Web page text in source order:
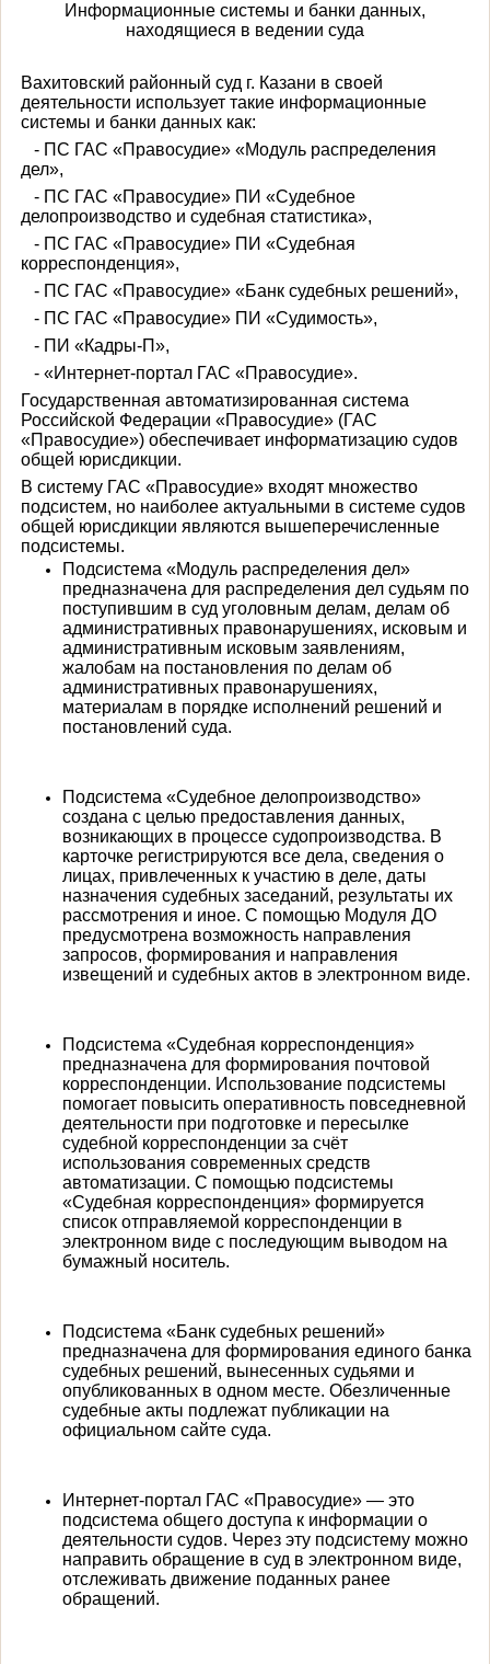
Информационные системы и банки данных,
находящиеся в ведении суда
Вахитовский районный суд г. Казани в своей
деятельности использует такие информационные
системы и банки данных как:
- ПС ГАС «Правосудие» «Модуль распределения
дел»,
- ПС ГАС «Правосудие» ПИ «Судебное
делопроизводство и судебная статистика»,
- ПС ГАС «Правосудие» ПИ «Судебная
корреспонденция»,
- ПС ГАС «Правосудие» «Банк судебных решений»,
- ПС ГАС «Правосудие» ПИ «Судимость»,
- ПИ «Кадры-П»,
- «Интернет-портал ГАС «Правосудие».
Государственная автоматизированная система
Российской Федерации «Правосудие» (ГАС
«Правосудие») обеспечивает информатизацию судов
общей юрисдикции.
В систему ГАС «Правосудие» входят множество
подсистем, но наиболее актуальными в системе судов
общей юрисдикции являются вышеперечисленные
подсистемы.
Подсистема «Модуль распределения дел»
предназначена для распределения дел судьям по
поступившим в суд уголовным делам, делам об
административных правонарушениях, исковым и
административным исковым заявлениям,
жалобам на постановления по делам об
административных правонарушениях,
материалам в порядке исполнений решений и
постановлений суда.
Подсистема «Судебное делопроизводство»
создана с целью предоставления данных,
возникающих в процессе судопроизводства. В
карточке регистрируются все дела, сведения о
лицах, привлеченных к участию в деле, даты
назначения судебных заседаний, результаты их
рассмотрения и иное. С помощью Модуля ДО
предусмотрена возможность направления
запросов, формирования и направления
извещений и судебных актов в электронном виде.
Подсистема «Судебная корреспонденция»
предназначена для формирования почтовой
корреспонденции. Использование подсистемы
помогает повысить оперативность повседневной
деятельности при подготовке и пересылке
судебной корреспонденции за счёт
использования современных средств
автоматизации. С помощью подсистемы
«Судебная корреспонденция» формируется
список отправляемой корреспонденции в
электронном виде с последующим выводом на
бумажный носитель.
Подсистема «Банк судебных решений»
предназначена для формирования единого банка
судебных решений, вынесенных судьями и
опубликованных в одном месте. Обезличенные
судебные акты подлежат публикации на
официальном сайте суда.
Интернет-портал ГАС «Правосудие» — это
подсистема общего доступа к информации о
деятельности судов. Через эту подсистему можно
направить обращение в суд в электронном виде,
отслеживать движение поданных ранее
обращений.